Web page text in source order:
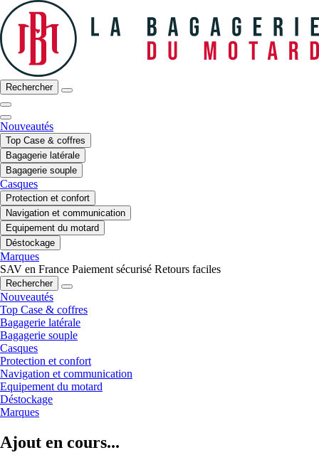
Rechercher
Nouveautés
Top Case & coffres
Bagagerie latérale
Bagagerie souple
Casques
Protection et confort
Navigation et communication
Equipement du motard
Déstockage
Marques
SAV en France Paiement sécurisé Retours faciles
Rechercher
Nouveautés
Top Case & coffres
Bagagerie latérale
Bagagerie souple
Casques
Protection et confort
Navigation et communication
Equipement du motard
Déstockage
Marques
Ajout en cours...